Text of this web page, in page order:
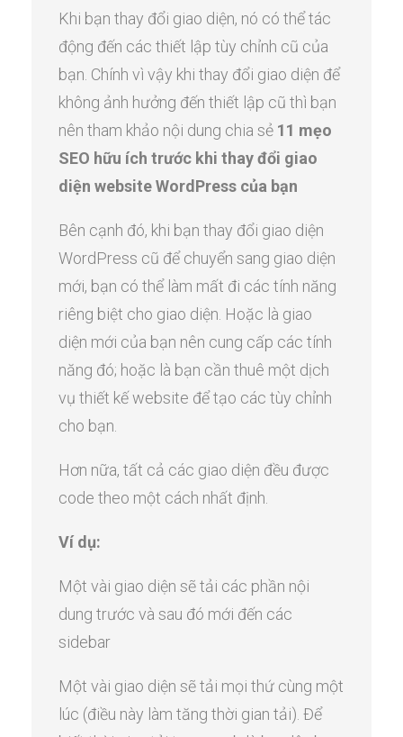
Khi bạn thay đổi giao diện, nó có thể tác
động đến các thiết lập tùy chỉnh cũ của
bạn. Chính vì vậy khi thay đổi giao diện để
không ảnh hưởng đến thiết lập cũ thì bạn
nên tham khảo nội dung chia sẻ 11 mẹo
SEO hữu ích trước khi thay đổi giao
diện website WordPress của bạn
Bên cạnh đó, khi bạn thay đổi giao diện
WordPress cũ để chuyển sang giao diện
mới, bạn có thể làm mất đi các tính năng
riêng biệt cho giao diện. Hoặc là giao
diện mới của bạn nên cung cấp các tính
năng đó; hoặc là bạn cần thuê một dịch
vụ thiết kế website để tạo các tùy chỉnh
cho bạn.
Hơn nữa, tất cả các giao diện đều được
code theo một cách nhất định.
Ví dụ:
Một vài giao diện sẽ tải các phần nội
dung trước và sau đó mới đến các
sidebar
Một vài giao diện sẽ tải mọi thứ cùng một
lúc (điều này làm tăng thời gian tải). Để